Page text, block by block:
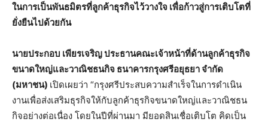
ในการเป็นพันธมิตรที่ลูกค้าธุรกิจไว้วางใจ เพื่อก้าวสู่การเติบโตที่
ยั่งยืนไปด้วยกัน
นายประกอบ เพียรเจริญ ประธานคณะเจ้าหน้าที่ด้านลูกค้าธุรกิจ
ขนาดใหญ่และวาณิชธนกิจ ธนาคารกรุงศรีอยุธยา จำกัด
(มหาชน) เปิดเผยว่า “กรุงศรีประสบความสำเร็จในการดำเนิน
งานเพื่อส่งเสริมธุรกิจให้กับลูกค้าธุรกิจขนาดใหญ่และวาณิชธน
กิจอย่างต่อเนื่อง โดยในปีที่ผ่านมา มียอดสินเชื่อเติบโต คิดเป็น